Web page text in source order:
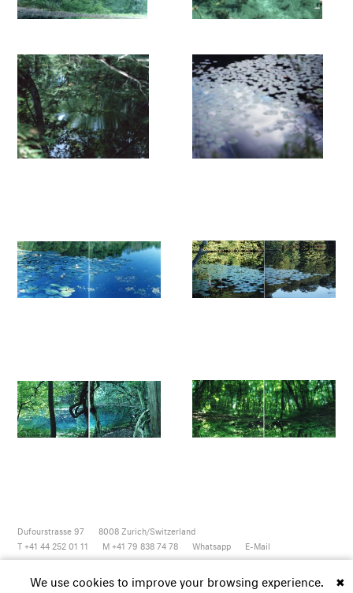
Dufourstrasse 97 8008 Zurich/Switzerland
T +41 44 252 01 11
M +41 79 838 74 78 Whatsapp E-Mail
Newsletter Instagram Vimeo Youtube ✖
We use cookies to improve your browsing experience.